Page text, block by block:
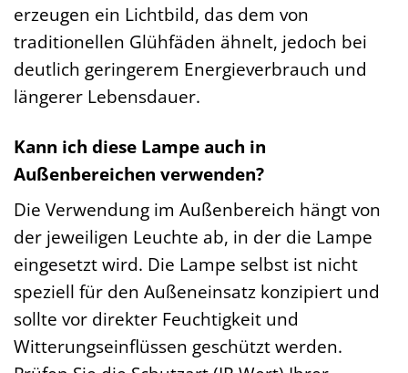
erzeugen ein Lichtbild, das dem von
traditionellen Glühfäden ähnelt, jedoch bei
deutlich geringerem Energieverbrauch und
längerer Lebensdauer.
Kann ich diese Lampe auch in
Außenbereichen verwenden?
Die Verwendung im Außenbereich hängt von
der jeweiligen Leuchte ab, in der die Lampe
eingesetzt wird. Die Lampe selbst ist nicht
speziell für den Außeneinsatz konzipiert und
sollte vor direkter Feuchtigkeit und
Witterungseinflüssen geschützt werden.